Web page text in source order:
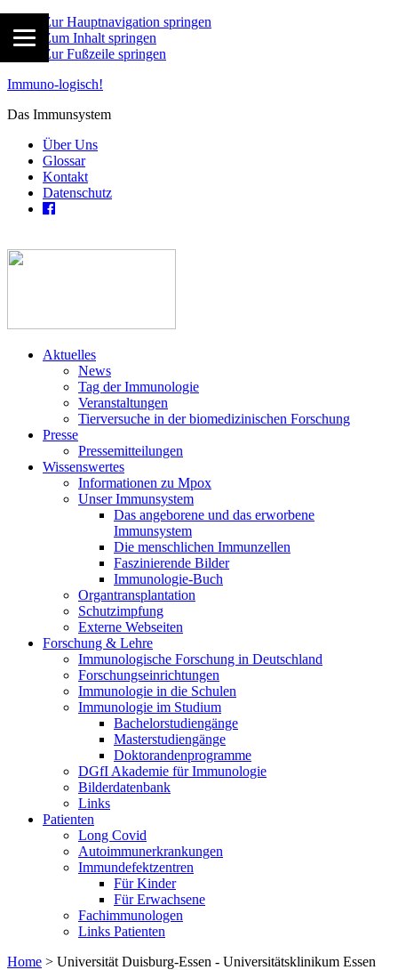
Zur Hauptnavigation springen
Zum Inhalt springen
Zur Fußzeile springen
Immuno-logisch!
Das Immunsystem
Über Uns
Glossar
Kontakt
Datenschutz
Aktuelles
News
Tag der Immunologie
Veranstaltungen
Tierversuche in der biomedizinischen Forschung
Presse
Pressemitteilungen
Wissenswertes
Informationen zu Mpox
Unser Immunsystem
Das angeborene und das erworbene
Immunsystem
Die menschlichen Immunzellen
Faszinierende Bilder
Immunologie-Buch
Organtransplantation
Schutzimpfung
Externe Webseiten
Forschung & Lehre
Immunologische Forschung in Deutschland
Forschungseinrichtungen
Immunologie in die Schulen
Immunologie im Studium
Bachelorstudiengänge
Masterstudiengänge
Doktorandenprogramme
DGfI Akademie für Immunologie
Bilderdatenbank
Links
Patienten
Long Covid
Autoimmunerkrankungen
Immundefektzentren
Für Kinder
Für Erwachsene
Fachimmunologen
Links Patienten
Home > Universität Duisburg-Essen - Universitätsklinikum Essen